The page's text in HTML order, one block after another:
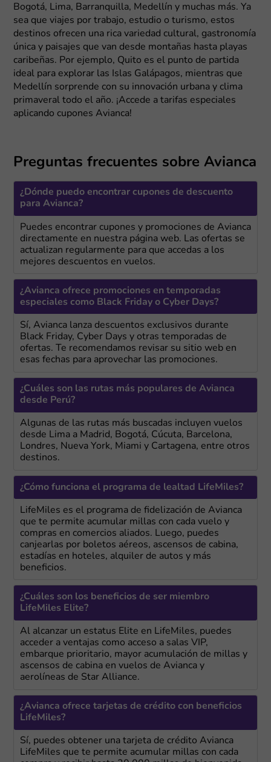
Bogotá, Lima, Barranquilla, Medellín y muchas más. Ya
sea que viajes por trabajo, estudio o turismo, estos
destinos ofrecen una rica variedad cultural, gastronomía
única y paisajes que van desde montañas hasta playas
caribeñas. Por ejemplo, Quito es el punto de partida
ideal para explorar las Islas Galápagos, mientras que
Medellín sorprende con su innovación urbana y clima
primaveral todo el año. ¡Accede a tarifas especiales
aplicando cupones Avianca!
Preguntas frecuentes sobre Avianca
¿Dónde puedo encontrar cupones de descuento
para Avianca?
Puedes encontrar cupones y promociones de Avianca
directamente en nuestra página web. Las ofertas se
actualizan regularmente para que accedas a los
mejores descuentos en vuelos.
¿Avianca ofrece promociones en temporadas
especiales como Black Friday o Cyber Days?
Sí, Avianca lanza descuentos exclusivos durante
Black Friday, Cyber Days y otras temporadas de
ofertas. Te recomendamos revisar su sitio web en
esas fechas para aprovechar las promociones.
¿Cuáles son las rutas más populares de Avianca
desde Perú?
Algunas de las rutas más buscadas incluyen vuelos
desde Lima a Madrid, Bogotá, Cúcuta, Barcelona,
Londres, Nueva York, Miami y Cartagena, entre otros
destinos.
¿Cómo funciona el programa de lealtad LifeMiles?
LifeMiles es el programa de fidelización de Avianca
que te permite acumular millas con cada vuelo y
compras en comercios aliados. Luego, puedes
canjearlas por boletos aéreos, ascensos de cabina,
estadías en hoteles, alquiler de autos y más
beneficios.
¿Cuáles son los beneficios de ser miembro
LifeMiles Elite?
Al alcanzar un estatus Elite en LifeMiles, puedes
acceder a ventajas como acceso a salas VIP,
embarque prioritario, mayor acumulación de millas y
ascensos de cabina en vuelos de Avianca y
aerolíneas de Star Alliance.
¿Avianca ofrece tarjetas de crédito con beneficios
LifeMiles?
Sí, puedes obtener una tarjeta de crédito Avianca
LifeMiles que te permite acumular millas con cada